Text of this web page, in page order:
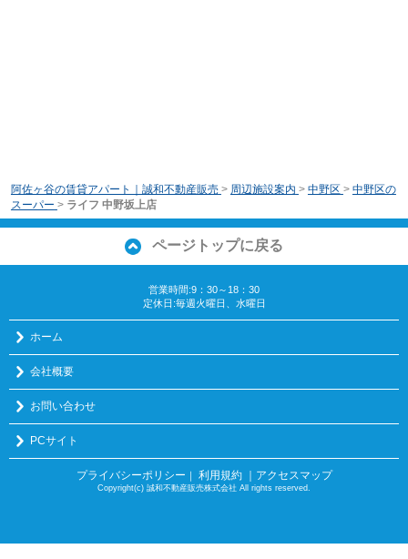
阿佐ヶ谷の賃貸アパート｜誠和不動産販売 > 周辺施設案内 > 中野区 > 中野区の
スーパー > ライフ 中野坂上店
ページトップに戻る
営業時間:9：30～18：30
定休日:毎週火曜日、水曜日
ホーム
会社概要
お問い合わせ
PCサイト
プライバシーポリシー ｜ 利用規約 ｜アクセスマップ
Copyright(c) 誠和不動産販売株式会社 All rights reserved.